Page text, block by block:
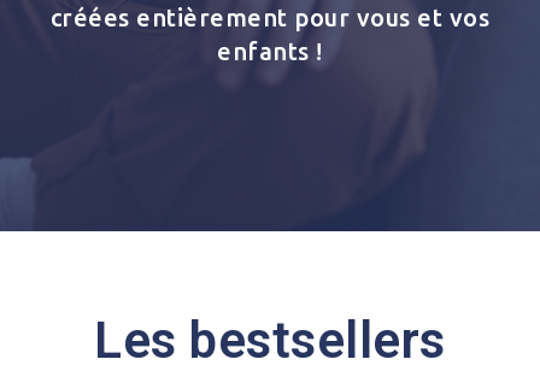
créées entièrement pour vous et vos
enfants !
Les bestsellers